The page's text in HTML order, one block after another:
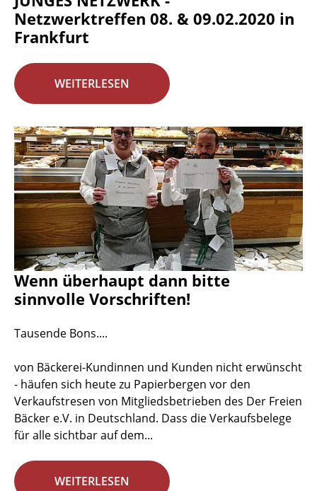
Netzwerktreffen 08. & 09.02.2020 in
Frankfurt
WEITERLESEN
Wenn überhaupt dann bitte
sinnvolle Vorschriften!
Tausende Bons....
von Bäckerei-Kundinnen und Kunden nicht erwünscht
- häufen sich heute zu Papierbergen vor den
Verkaufstresen von Mitgliedsbetrieben des Der Freien
Bäcker e.V. in Deutschland. Dass die Verkaufsbelege
für alle sichtbar auf dem...
WEITERLESEN